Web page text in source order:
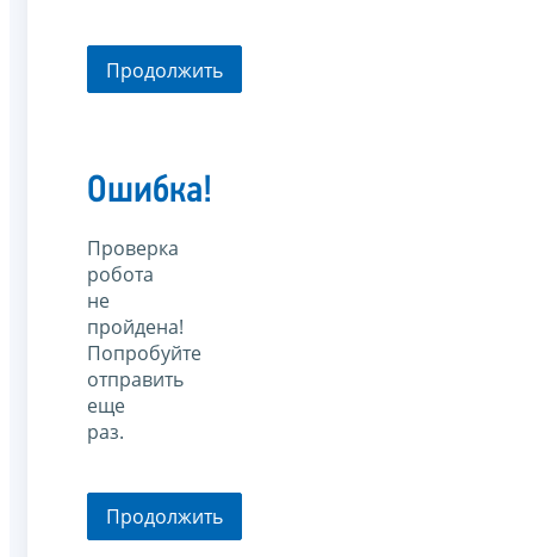
Продолжить
Ошибка!
Проверка
робота
не
пройдена!
Попробуйте
отправить
еще
раз.
Продолжить